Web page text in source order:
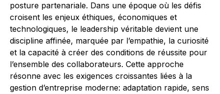
posture partenariale. Dans une époque où les défis
croisent les enjeux éthiques, économiques et
technologiques, le leadership véritable devient une
discipline affinée, marquée par l’empathie, la curiosité
et la capacité à créer des conditions de réussite pour
l’ensemble des collaborateurs. Cette approche
résonne avec les exigences croissantes liées à la
gestion d’entreprise moderne: adaptation rapide, sens